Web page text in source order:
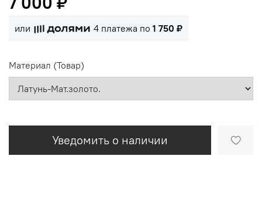
или 4 платежа по 1 750 ₽
Материал (Товар)
Уведомить о наличии